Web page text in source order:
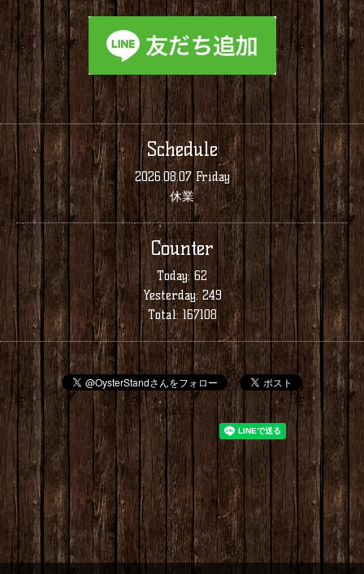
Schedule
2026.08.07 Friday
休業
Counter
Today: 62
Yesterday:249
Total:167108